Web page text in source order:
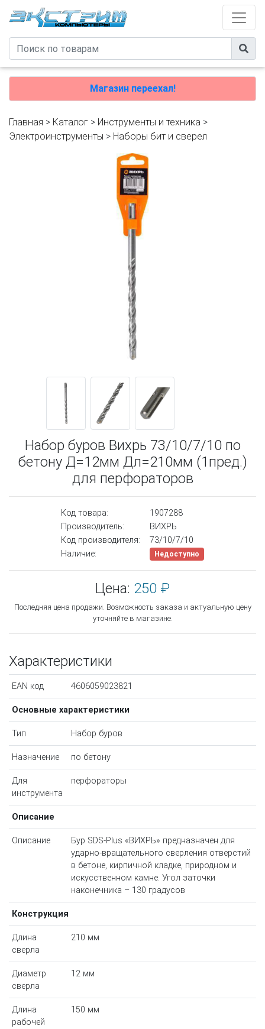
Магазин переехал!
Главная > Каталог > Инструменты и техника >
Электроинструменты > Наборы бит и сверел
Набор буров Вихрь 73/10/7/10 по
бетону Д=12мм Дл=210мм (1пред.)
для перфораторов
Код товара:
1907288
Производитель:
ВИХРЬ
Код производителя:
73/10/7/10
Наличие:
Недоступно
Цена: 250 ₽
Последняя цена продажи. Возможность заказа и актуальную цену
уточняйте в магазине.
Характеристики
EAN код 4606059023821
Основные характеристики
Тип Набор буров
Назначение по бетону
Для
инструмента
перфораторы
Описание
Описание
Бур SDS-Plus «ВИХРЬ» предназначен для
ударно-вращательного сверления отверстий
в бетоне, кирпичной кладке, природном и
искусственном камне. Угол заточки
наконечника – 130 градусов
Конструкция
Длина
сверла
210 мм
Диаметр
сверла
12 мм
Длина
рабочей
150 мм